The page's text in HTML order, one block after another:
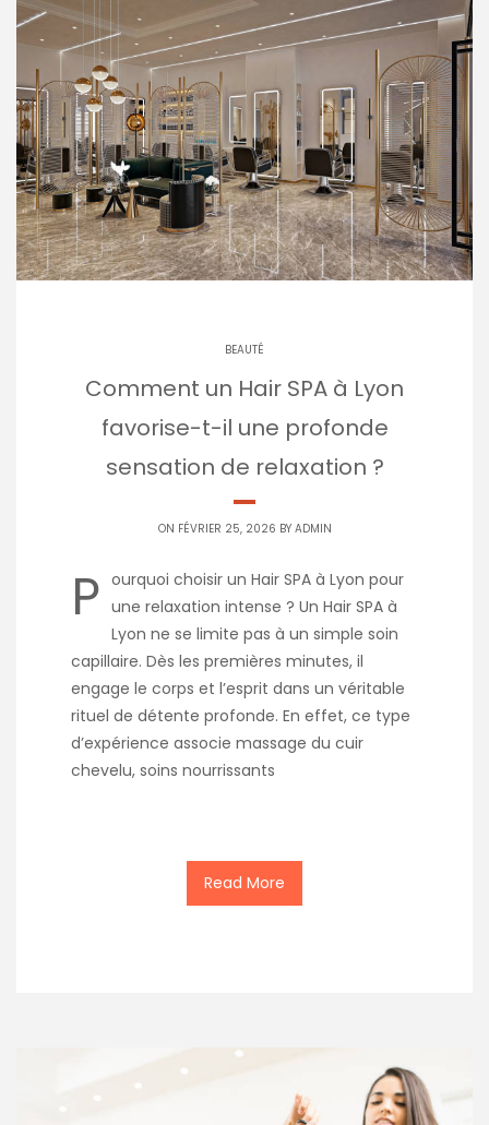
BEAUTÉ
Comment un Hair SPA à Lyon
favorise-t-il une profonde
sensation de relaxation ?
ON FÉVRIER 25, 2026 BY ADMIN
P ourquoi choisir un Hair SPA à Lyon pour
une relaxation intense ? Un Hair SPA à
Lyon ne se limite pas à un simple soin
capillaire. Dès les premières minutes, il
engage le corps et l’esprit dans un véritable
rituel de détente profonde. En effet, ce type
d’expérience associe massage du cuir
chevelu, soins nourrissants
Read More